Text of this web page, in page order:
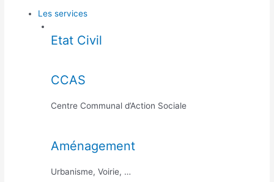
Les services
Etat Civil
CCAS
Centre Communal d’Action Sociale
Aménagement
Urbanisme, Voirie, …